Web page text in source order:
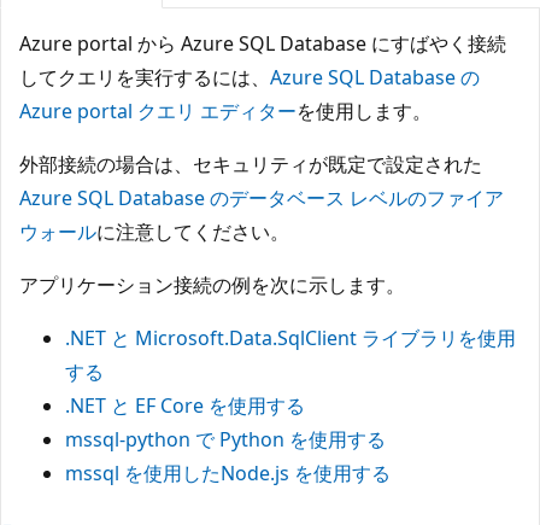
Azure portal から Azure SQL Database にすばやく接続
してクエリを実行するには、 Azure SQL Database の
Azure portal クエリ エディターを使用します。
外部接続の場合は、セキュリティが既定で設定された
Azure SQL Database のデータベース レベルのファイア
ウォールに注意してください。
アプリケーション接続の例を次に示します。
.NET と Microsoft.Data.SqlClient ライブラリを使用
する
.NET と EF Core を使用する
mssql-python で Python を使用する
mssql を使用したNode.js を使用する